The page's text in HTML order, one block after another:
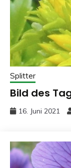
Splitter
Bild des
16. Juni 2021